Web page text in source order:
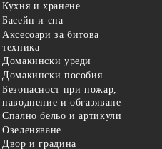
Кухня и хранене
Басейн и спа
Аксесоари за битова
техника
Домакински уреди
Домакински пособия
Безопасност при пожар,
наводнение и обгазяване
Спално бельо и артикули
Озеленяване
Двор и градина